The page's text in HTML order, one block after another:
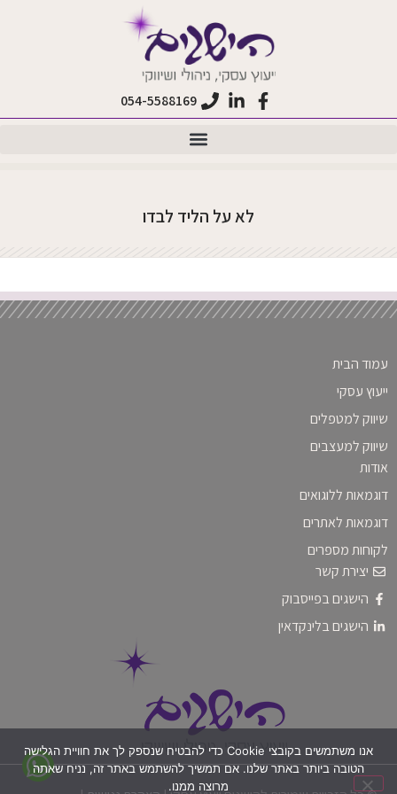
054-5588169
לא על הליד לבדו
עמוד הבית
ייעוץ עסקי
שיווק למטפלים
שיווק למעצבים
אודות
דוגמאות ללוגואים
דוגמאות לאתרים
לקוחות מספרים
יצירת קשר
הישגים בפייסבוק
הישגים בלינקדאין
אנו משתמשים בקובצי Cookie כדי להבטיח שנספק לך את חוויית הגלישה
הטובה ביותר באתר שלנו. אם תמשיך להשתמש באתר זה, נניח שאתה
מרוצה ממנו.